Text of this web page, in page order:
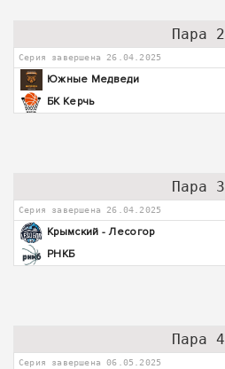
Пара 2
Серия завершена 26.04.2025
Южные Медведи
БК Керчь
Пара 3
Серия завершена 26.04.2025
Крымский - Лесогор
РНКБ
Пара 4
Серия завершена 06.05.2025